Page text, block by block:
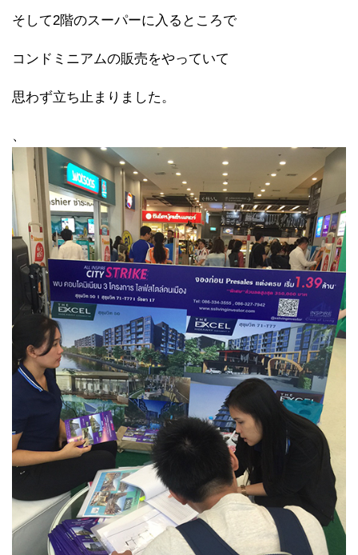
そして2階のスーパーに入るところで
コンドミニアムの販売をやっていて
思わず立ち止まりました。
、